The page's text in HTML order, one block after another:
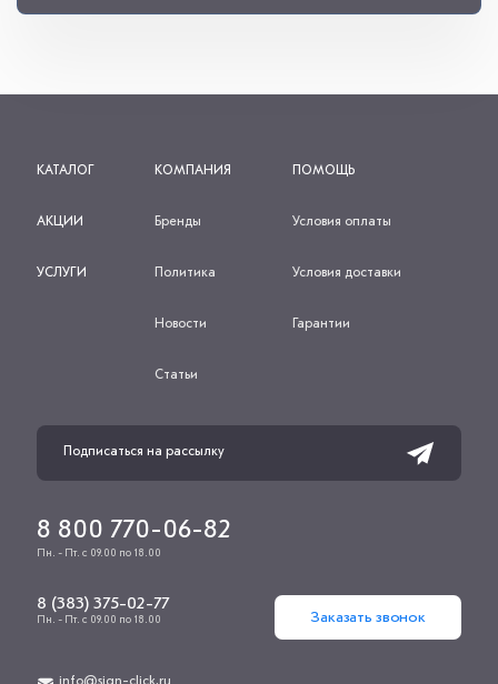
КАТАЛОГ
АКЦИИ
УСЛУГИ
КОМПАНИЯ
Бренды
Политика
Новости
Статьи
ПОМОЩЬ
Условия оплаты
Условия доставки
Гарантии
8 800 770-06-82
Пн. - Пт. с 09.00 по 18.00
8 (383) 375-02-77
Пн. - Пт. с 09.00 по 18.00 Заказать звонок